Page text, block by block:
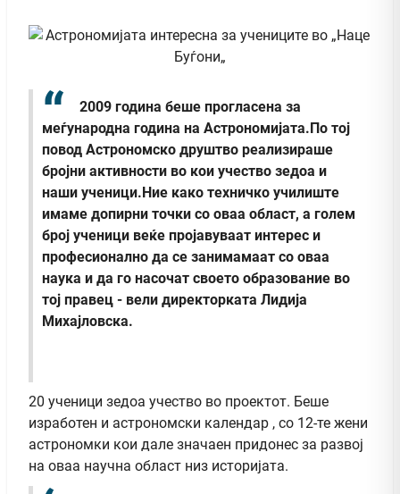
2009 година беше прогласена за
меѓународна година на Астрономијата.По тој
повод Астрономско друштво реализираше
бројни активности во кои учество зедоа и
наши ученици.Ние како техничко училиште
имаме допирни точки со оваа област, а голем
број ученици веќе пројавуваат интерес и
професионално да се занимамаат со оваа
наука и да го насочат своето образование во
тој правец - вели директорката Лидија
Михајловска.
20 ученици зедоа учество во проектот. Беше
изработен и астрономски календар , со 12-те жени
астрономки кои дале значаен придонес за развој
на оваа научна област низ историјата.